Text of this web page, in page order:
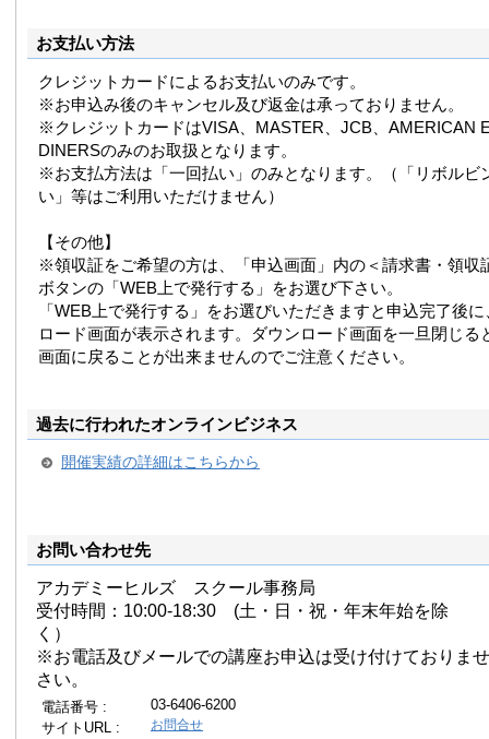
お支払い方法
クレジットカードによるお支払いのみです。
※お申込み後のキャンセル及び返金は承っておりません。
※クレジットカードはVISA、MASTER、JCB、AMERICAN
DINERSのみのお取扱となります。
※お支払方法は「一回払い」のみとなります。（「リボルビ
い」等はご利用いただけません）
【その他】
※領収証をご希望の方は、「申込画面」内の＜請求書・領収
ボタンの「WEB上で発行する」をお選び下さい。
「WEB上で発行する」をお選びいただきますと申込完了後
ロード画面が表示されます。ダウンロード画面を一旦閉じる
画面に戻ることが出来ませんのでご注意ください。
過去に行われたオンラインビジネス
開催実績の詳細はこちらから
お問い合わせ先
アカデミーヒルズ スクール事務局
受付時間：10:00-18:30 (土・日・祝・年末年始を除
く）
※お電話及びメールでの講座お申込は受け付けておりま
さい。
電話番号 :
03-6406-6200
サイトURL :
お問合せ